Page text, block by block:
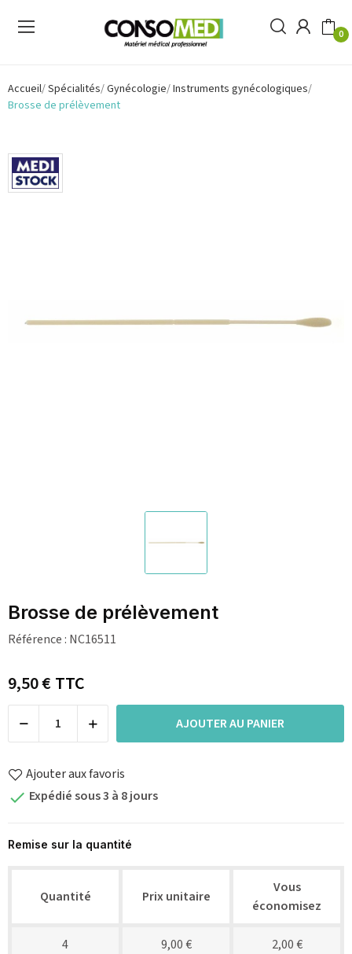
0
Accueil Spécialités Gynécologie Instruments gynécologiques
Brosse de prélèvement
Brosse de prélèvement
Référence : NC16511
9,50 €TTC
AJOUTER AU PANIER
Ajouter aux favoris
 Expédié sous 3 à 8 jours
Remise sur la quantité
Quantité Prix unitaire
Vous
économisez
4 9,00 € 2,00 €